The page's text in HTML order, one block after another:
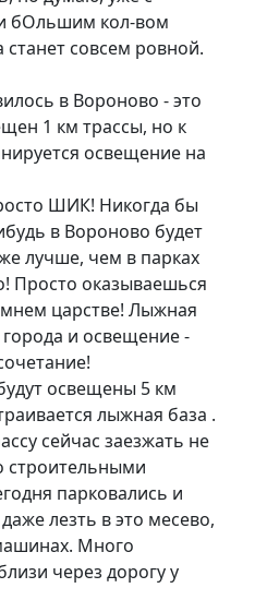
бОльшим кол-вом
станет совсем ровной.
в Вороново - это
1 км трассы, но к
освещение на
ШИК! Никогда бы
в Вороново будет
лучше, чем в парках
Просто оказываешься
царстве! Лыжная
города и освещение -
освещены 5 км
лыжная база .
сейчас заезжать не
строительными
парковались и
лезть в это месево,
Много
через дорогу у